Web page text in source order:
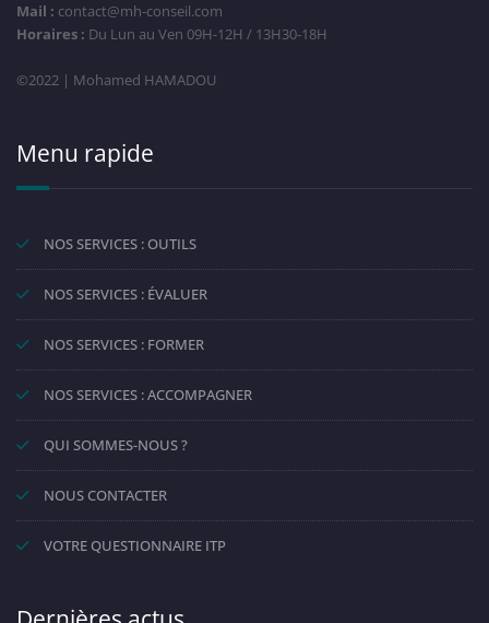
Mail : contact@mh-conseil.com
Horaires : Du Lun au Ven 09H-12H / 13H30-18H
©2022 | Mohamed HAMADOU
Menu rapide
NOS SERVICES : OUTILS
NOS SERVICES : ÉVALUER
NOS SERVICES : FORMER
NOS SERVICES : ACCOMPAGNER
QUI SOMMES-NOUS ?
NOUS CONTACTER
VOTRE QUESTIONNAIRE ITP